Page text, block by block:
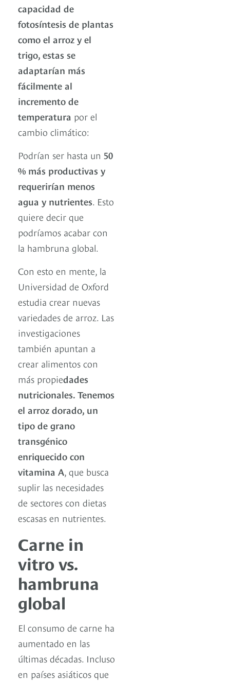
capacidad de
fotosíntesis de plantas
como el arroz y el
trigo, estas se
adaptarían más
fácilmente al
incremento de
temperatura por el
cambio climático:
Podrían ser hasta un 50
% más productivas y
requerirían menos
agua y nutrientes. Esto
quiere decir que
podríamos acabar con
la hambruna global.
Con esto en mente, la
Universidad de Oxford
estudia crear nuevas
variedades de arroz. Las
investigaciones
también apuntan a
crear alimentos con
más propiedades
nutricionales. Tenemos
el arroz dorado, un
tipo de grano
transgénico
enriquecido con
vitamina A, que busca
suplir las necesidades
de sectores con dietas
escasas en nutrientes.
Carne in
vitro vs.
hambruna
global
El consumo de carne ha
aumentado en las
últimas décadas. Incluso
en países asiáticos que